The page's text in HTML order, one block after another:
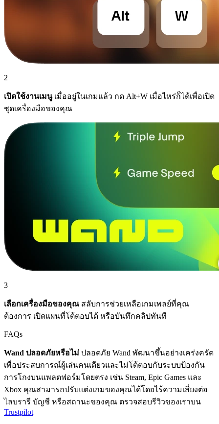
2
เปิดใช้งานเมนูเมื่ออยู่ในเกมแล้ว กด Alt+W เมื่อไหร่ก็ได้เพื่อเปิด
ชุดเครื่องมือของคุณ
3
เลือกเครื่องมือของคุณ สลับการช่วยเหลือเกมเพลย์ที่คุณ
ต้องการ เปิดแผนที่โต้ตอบได้ หรือบันทึกคลิปทันที
FAQs
Wand ปลอดภัยหรือไม่ ปลอดภัย Wand พัฒนาขึ้นอย่างเคร่งครัด
เพื่อประสบการณ์ผู้เล่นคนเดียวและไม่โต้ตอบกับระบบป้องกัน
การโกงบนแพลตฟอร์มโดยตรง เช่น Steam, Epic Games และ
Xbox คุณสามารถปรับแต่งเกมของคุณได้โดยไร้ความเสี่ยงต่อ
ไลบรารี บัญชี หรือสถานะของคุณ ตรวจสอบรีวิวของเราบน
Trustpilot